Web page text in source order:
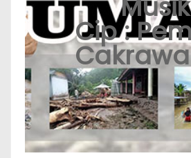
Musik
Cip :